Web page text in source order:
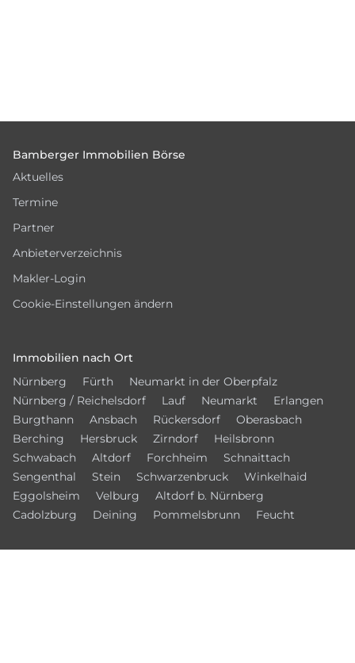
Bamberger Immobilien Börse
Aktuelles
Termine
Partner
Anbieterverzeichnis
Makler-Login
Cookie-Einstellungen ändern
Immobilien nach Ort
Nürnberg
Fürth
Neumarkt in der Oberpfalz
Nürnberg / Reichelsdorf
Lauf Neumarkt
Erlangen
Burgthann
Ansbach Rückersdorf
Oberasbach
Berching
Hersbruck Zirndorf
Heilsbronn
Schwabach
Altdorf Forchheim
Schnaittach
Sengenthal
Stein Schwarzenbruck
Winkelhaid
Eggolsheim
Velburg
Altdorf b. Nürnberg
Cadolzburg
Deining Pommelsbrunn Feucht